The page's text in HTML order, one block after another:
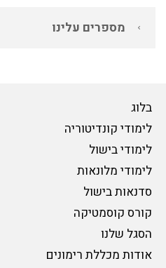
מספרים עלינו
בלוג
לימודי קונדיטוריה
לימודי בישול
לימודי מלונאות
סדנאות בישול
קורס קוסמטיקה
הסגל שלנו
אודות מכללת רימונים